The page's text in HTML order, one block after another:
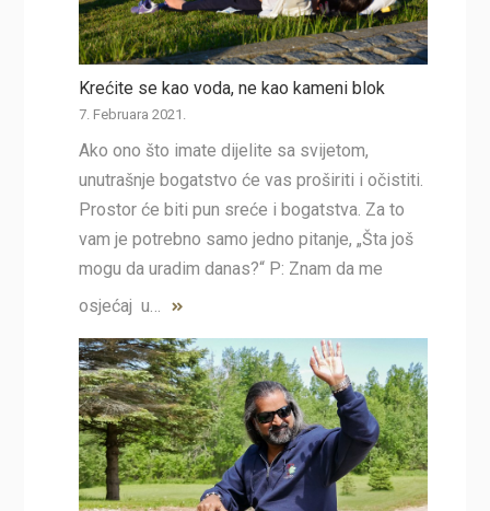
Krećite se kao voda, ne kao kameni blok
7. Februara 2021.
Ako ono što imate dijelite sa svijetom,
unutrašnje bogatstvo će vas proširiti i očistiti.
Prostor će biti pun sreće i bogatstva. Za to
vam je potrebno samo jedno pitanje, „Šta još
mogu da uradim danas?“ P: Znam da me
osjećaj u…